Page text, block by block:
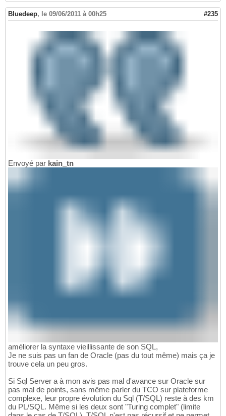
Bluedeep, le 09/06/2011 à 00h25 #235
Envoyé par kain_tn
améliorer la syntaxe vieillissante de son SQL,
Je ne suis pas un fan de Oracle (pas du tout même) mais ça je
trouve cela un peu gros.
Si Sql Server a à mon avis pas mal d'avance sur Oracle sur
pas mal de points, sans même parler du TCO sur plateforme
complexe, leur propre évolution du Sql (T/SQL) reste à des km
du PL/SQL. Même si les deux sont "Turing complet" (limite